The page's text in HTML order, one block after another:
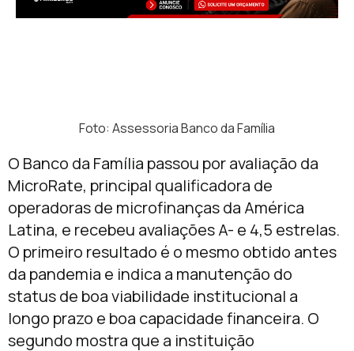
Foto: Assessoria Banco da Família
O Banco da Família passou por avaliação da
MicroRate, principal qualificadora de
operadoras de microfinanças da América
Latina, e recebeu avaliações A- e 4,5 estrelas.
O primeiro resultado é o mesmo obtido antes
da pandemia e indica a manutenção do
status de boa viabilidade institucional a
longo prazo e boa capacidade financeira. O
segundo mostra que a instituição